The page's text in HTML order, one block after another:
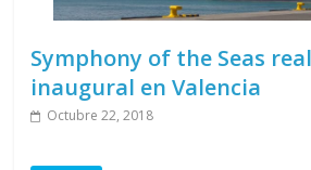
Symphony of the Seas
inaugural en Valencia
Octubre 22, 2018